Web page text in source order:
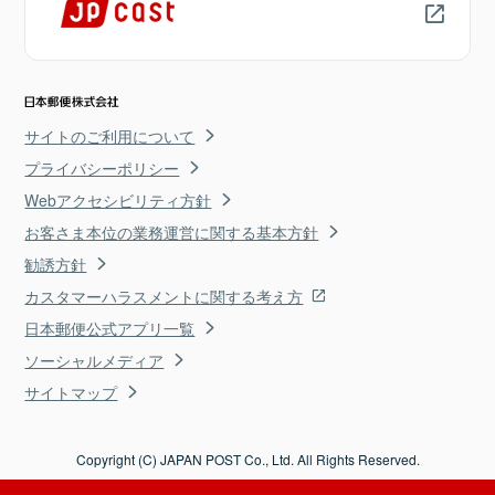
サイトのご利用について
プライバシーポリシー
Webアクセシビリティ方針
お客さま本位の業務運営に関する基本方針
勧誘方針
カスタマーハラスメントに関する考え方
日本郵便公式アプリ一覧
ソーシャルメディア
サイトマップ
Copyright (C) JAPAN POST Co., Ltd. All Rights Reserved.